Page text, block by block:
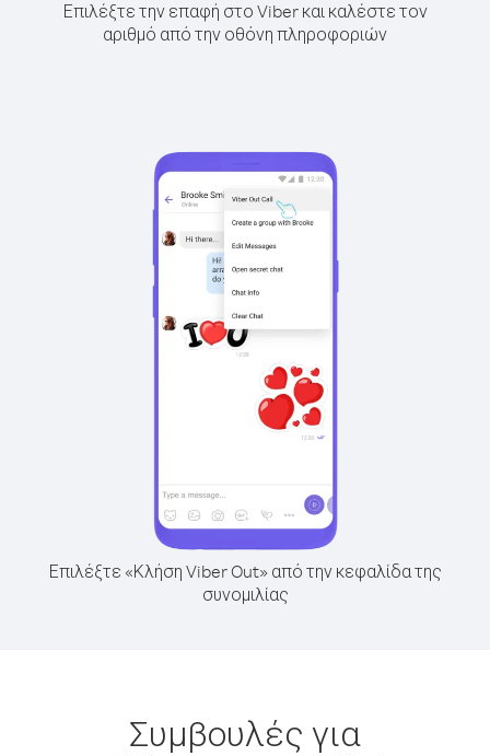
Επιλέξτε την επαφή στο Viber και καλέστε τον
αριθμό από την οθόνη πληροφοριών
Επιλέξτε «Κλήση Viber Out» από την κεφαλίδα της
συνομιλίας
Συμβουλές για